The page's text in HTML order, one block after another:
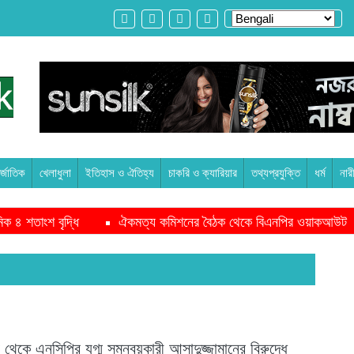
খেলাধুলা ইতিহাস ও ঐতিহ্য চাকরি ও ক্যারিয়ার তথ্যপ্রযুক্তি ধর্ম
বৃদ্ধি ঐকমত্য কমিশনের বৈঠক থেকে বিএনপির ওয়াকআউট
থেকে এনসিপির যুগ্ম সমন্বয়কারী আসাদুজ্জামানের বিরুদ্ধে